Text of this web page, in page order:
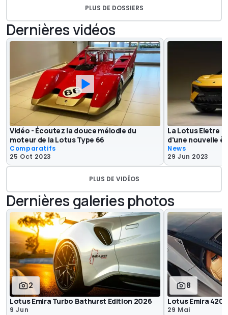
PLUS DE DOSSIERS
Dernières vidéos
Vidéo - Écoutez la douce mélodie du
moteur de la Lotus Type 66
Comparatifs
25 Oct 2023
La Lotus Eletre :
d'une nouvelle
News
29 Jun 2023
PLUS DE VIDÉOS
Dernières galeries photos
2
Lotus Emira Turbo Bathurst Edition 2026
9 Jun
8
Lotus Emira
29 Mai